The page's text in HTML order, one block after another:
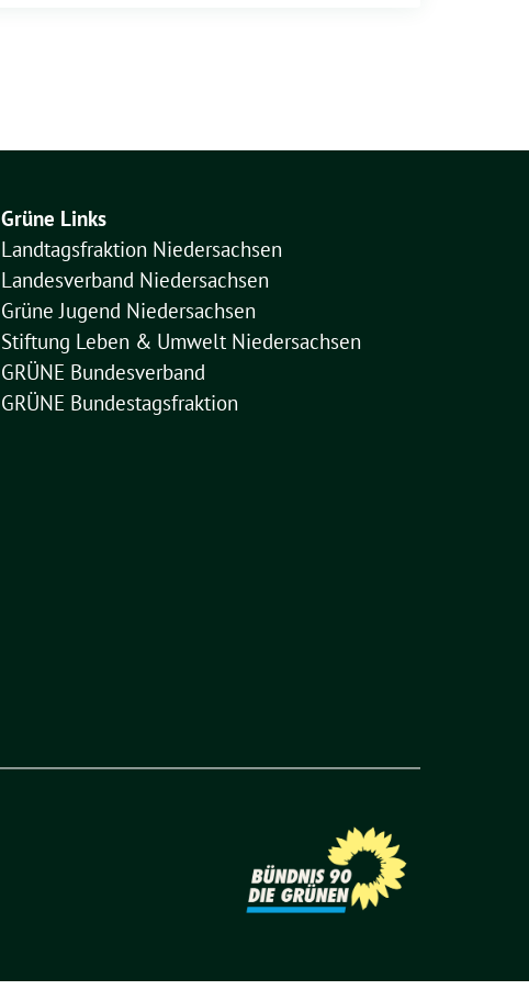
Grüne Links
Landtagsfraktion Niedersachsen
Landesverband Niedersachsen
Grüne Jugend Niedersachsen
Stiftung Leben & Umwelt Niedersachsen
GRÜNE Bundesverband
GRÜNE Bundestagsfraktion